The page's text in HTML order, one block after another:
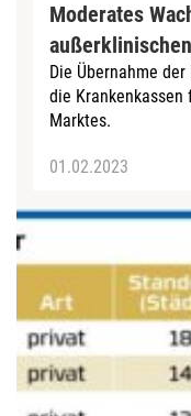
Moderates
Die Übernahme
die
Marktes.
01.02.2023